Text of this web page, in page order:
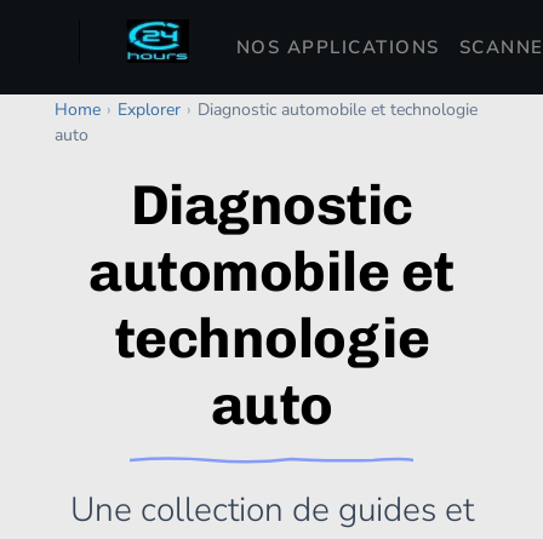
NOS APPLICATIONS
Home › Explorer › Diagnostic automobile et technologie
auto
Diagnostic
automobile et
technologie
auto
Une collection de guides et